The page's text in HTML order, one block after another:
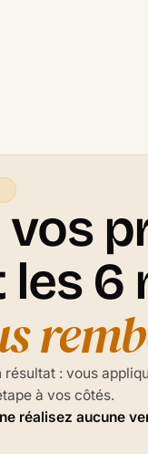
vos
6
: vous
à vos côtés.
réalisez aucune